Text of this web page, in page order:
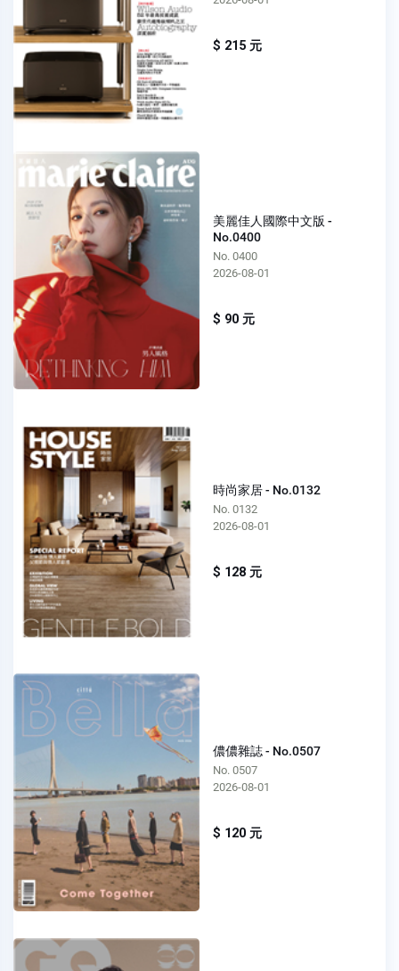
$ 215 元
美麗佳人國際中文版 -
No.0400
No. 0400
2026-08-01
$ 90 元
時尚家居 - No.0132
No. 0132
2026-08-01
$ 128 元
儂儂雜誌 - No.0507
No. 0507
2026-08-01
$ 120 元